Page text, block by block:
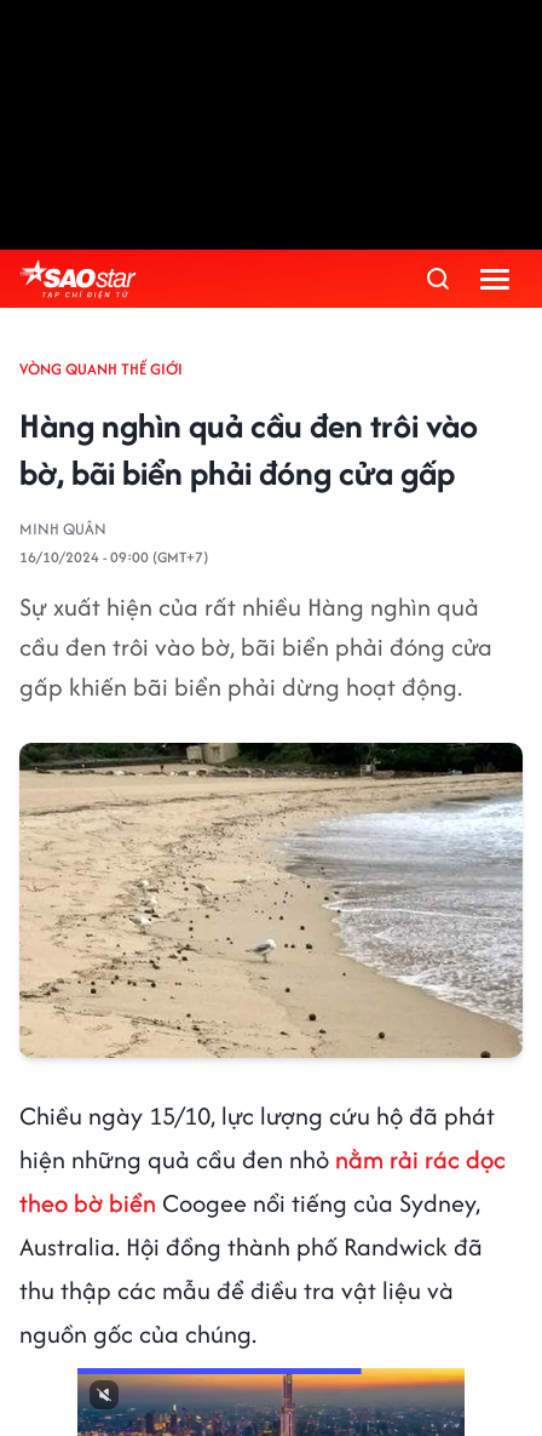
VÒNG QUANH THẾ GIỚI
Hàng nghìn quả cầu đen trôi vào
bờ, bãi biển phải đóng cửa gấp
MINH QUÂN
16/10/2024 - 09:00 (GMT+7)
Sự xuất hiện của rất nhiều Hàng nghìn quả
cầu đen trôi vào bờ, bãi biển phải đóng cửa
gấp khiến bãi biển phải dừng hoạt động.
Chiều ngày 15/10, lực lượng cứu hộ đã phát
hiện những quả cầu đen nhỏ nằm rải rác dọc
theo bờ biển Coogee nổi tiếng của Sydney,
Australia. Hội đồng thành phố Randwick đã
thu thập các mẫu để điều tra vật liệu và
nguồn gốc của chúng.